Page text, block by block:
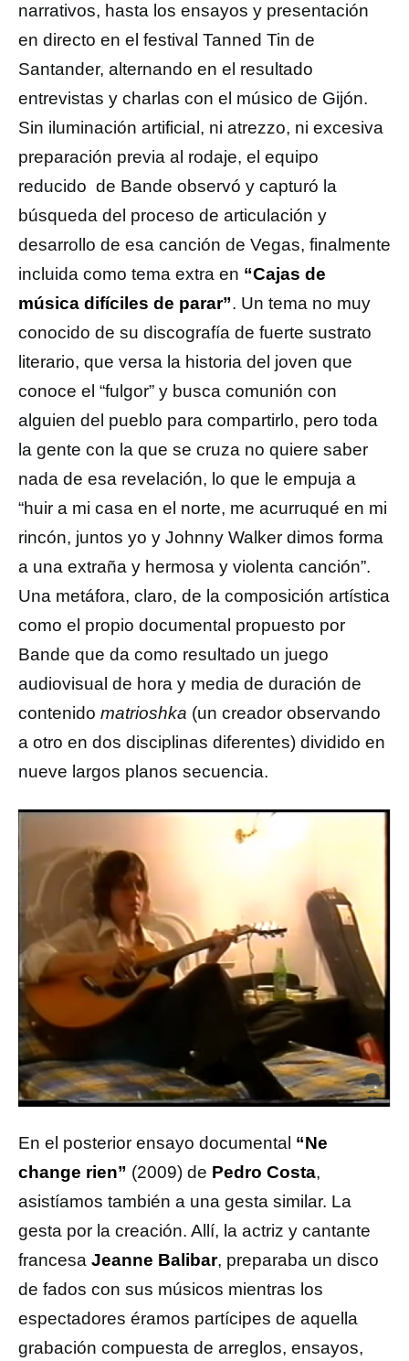
narrativos, hasta los ensayos y presentación
en directo en el festival Tanned Tin de
Santander, alternando en el resultado
entrevistas y charlas con el músico de Gijón.
Sin iluminación artificial, ni atrezzo, ni excesiva
preparación previa al rodaje, el equipo
reducido de Bande observó y capturó la
búsqueda del proceso de articulación y
desarrollo de esa canción de Vegas, finalmente
incluida como tema extra en “Cajas de
música difíciles de parar”. Un tema no muy
conocido de su discografía de fuerte sustrato
literario, que versa la historia del joven que
conoce el “fulgor” y busca comunión con
alguien del pueblo para compartirlo, pero toda
la gente con la que se cruza no quiere saber
nada de esa revelación, lo que le empuja a
“huir a mi casa en el norte, me acurruqué en mi
rincón, juntos yo y Johnny Walker dimos forma
a una extraña y hermosa y violenta canción”.
Una metáfora, claro, de la composición artística
como el propio documental propuesto por
Bande que da como resultado un juego
audiovisual de hora y media de duración de
contenido matrioshka (un creador observando
a otro en dos disciplinas diferentes) dividido en
nueve largos planos secuencia.
En el posterior ensayo documental “Ne
change rien” (2009) de Pedro Costa,
asistíamos también a una gesta similar. La
gesta por la creación. Allí, la actriz y cantante
francesa Jeanne Balibar, preparaba un disco
de fados con sus músicos mientras los
espectadores éramos partícipes de aquella
grabación compuesta de arreglos, ensayos,